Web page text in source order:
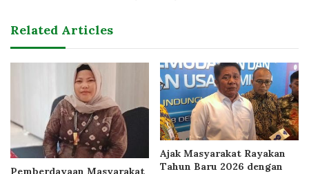
Related Articles
Pemberdayaan Masyarakat
Ajak Masyarakat Rayakan
Tahun Baru 2026 dengan